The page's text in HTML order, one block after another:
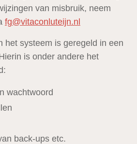
van misbruik, neem
fg@vitaconluteijn.nl
het systeem is geregeld in een
is onder andere het
wachtwoord
back-ups etc.